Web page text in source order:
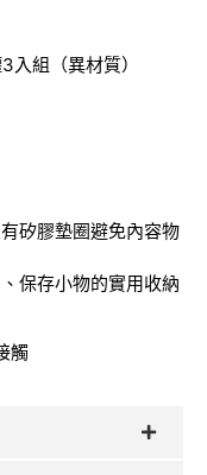
入組（異材質）
矽膠墊圈避免內容物
保存小物的實用收納
觸